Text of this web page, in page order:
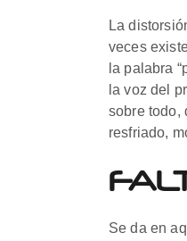
La
veces
la palabra
la voz del
sobre todo,
resfriado,
Se da en